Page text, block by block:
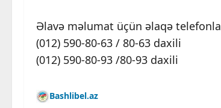
Əlavə məlumat üçün əlaqə
(012) 590-80-63 / 80-63 daxili
(012) 590-80-93 /80-93 daxili
Bashlibel.az